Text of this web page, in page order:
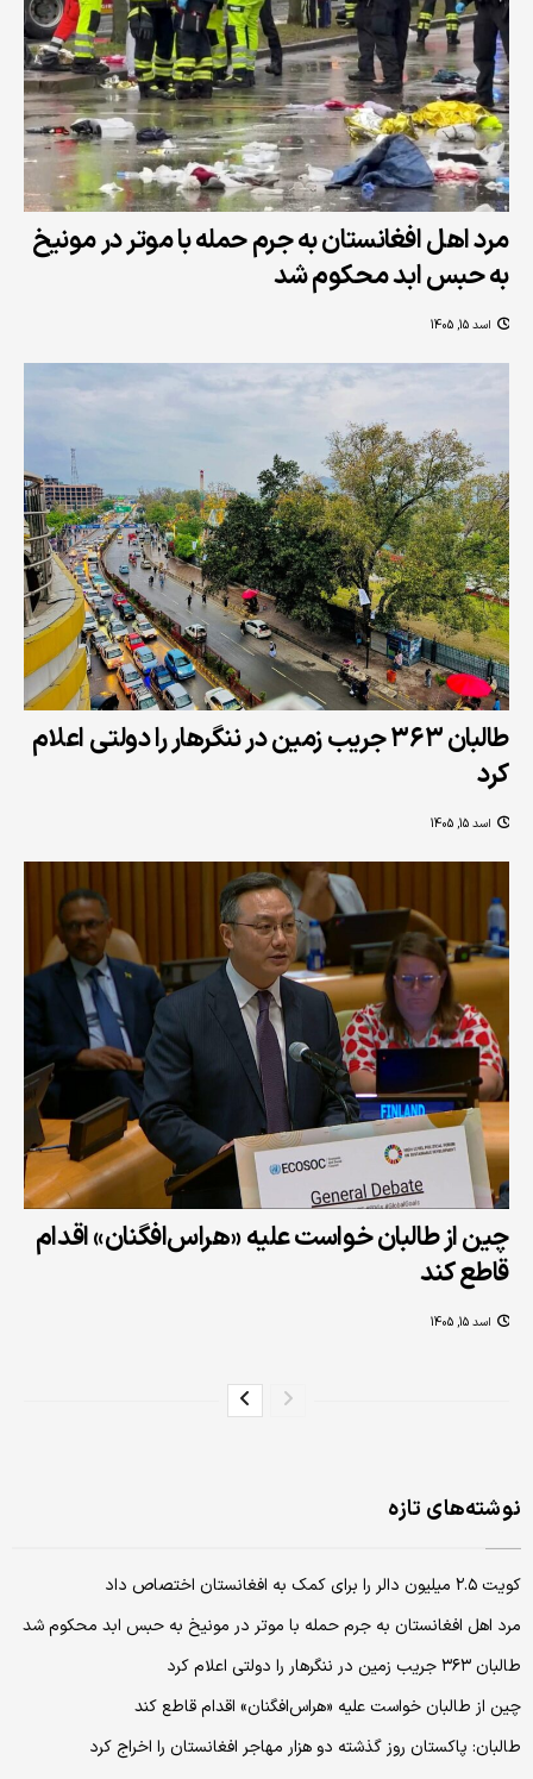
مرد اهل افغانستان به جرم حمله‌ با موتر در مونیخ
به حبس ابد محکوم شد
اسد 15, 1405
طالبان ۳۶۳ جریب زمین در ننگرهار را دولتی اعلام
کرد
اسد 15, 1405
چین از طالبان خواست علیه «هراس‌افگنان» اقدام
قاطع کند
اسد 15, 1405
نوشته‌های تازه
کویت ۲.۵ میلیون دالر را برای کمک به افغانستان اختصاص داد
مرد اهل افغانستان به جرم حمله‌ با موتر در مونیخ به حبس ابد محکوم شد
طالبان ۳۶۳ جریب زمین در ننگرهار را دولتی اعلام کرد
چین از طالبان خواست علیه «هراس‌افگنان» اقدام قاطع کند
طالبان: پاکستان روز گذشته دو هزار مهاجر افغانستان را اخراج کرد